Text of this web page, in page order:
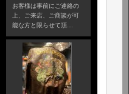
お客様は事前にご連絡の
上、ご来店、ご商談が可
能な方と限らせて頂…